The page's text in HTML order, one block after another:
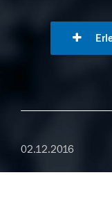
02.12.2016